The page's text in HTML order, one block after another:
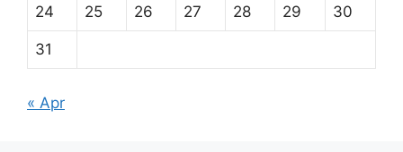
24 25 26 27 28 29 30
31
« Apr